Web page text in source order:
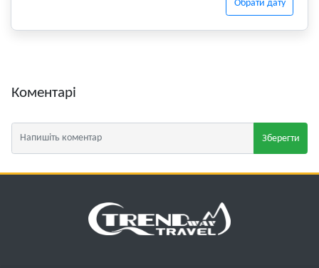
Обрати дату
Коментарі
Зберегти